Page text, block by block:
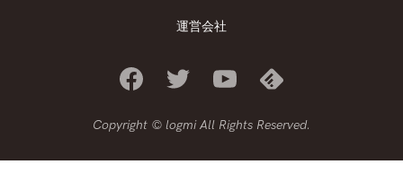
運営会社
Copyright © logmi All Rights Reserved.